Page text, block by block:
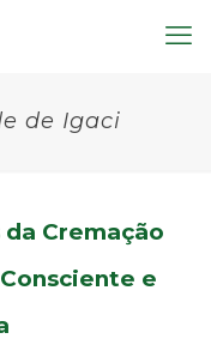
de Igaci
Cremação
e